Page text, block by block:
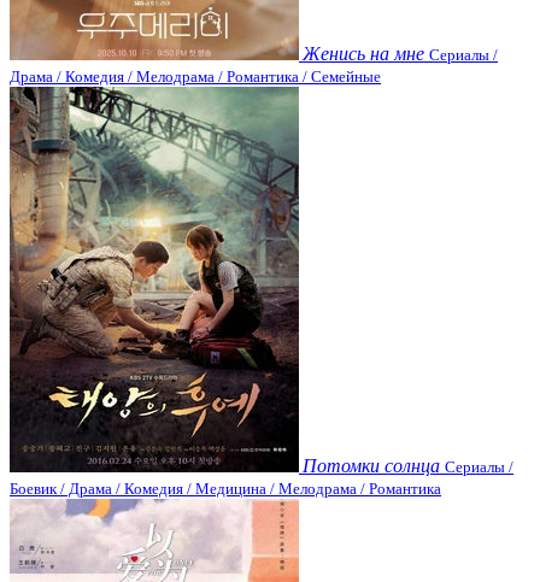
Женись на мне Сериалы /
Драма / Комедия / Мелодрама / Романтика / Семейные
Потомки солнца Сериалы /
Боевик / Драма / Комедия / Медицина / Мелодрама / Романтика